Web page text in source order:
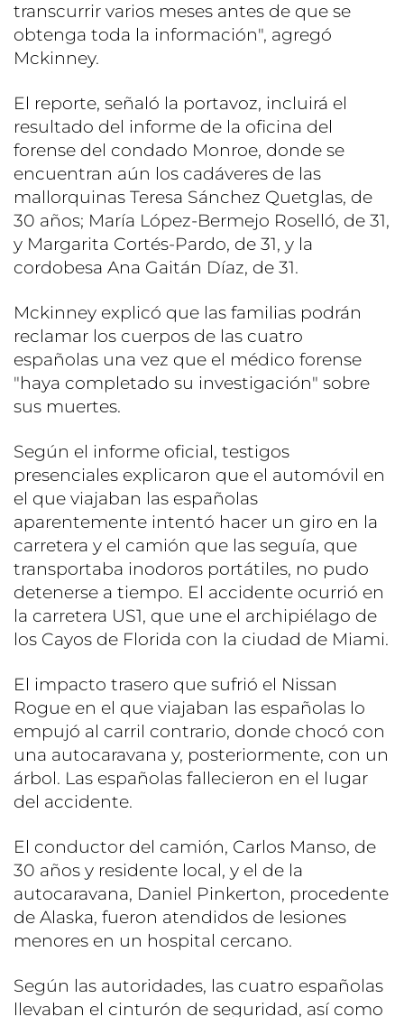
transcurrir varios meses antes de que se
obtenga toda la información", agregó
Mckinney.
El reporte, señaló la portavoz, incluirá el
resultado del informe de la oficina del
forense del condado Monroe, donde se
encuentran aún los cadáveres de las
mallorquinas Teresa Sánchez Quetglas, de
30 años; María López-Bermejo Roselló, de 31,
y Margarita Cortés-Pardo, de 31, y la
cordobesa Ana Gaitán Díaz, de 31.
Mckinney explicó que las familias podrán
reclamar los cuerpos de las cuatro
españolas una vez que el médico forense
"haya completado su investigación" sobre
sus muertes.
Según el informe oficial, testigos
presenciales explicaron que el automóvil en
el que viajaban las españolas
aparentemente intentó hacer un giro en la
carretera y el camión que las seguía, que
transportaba inodoros portátiles, no pudo
detenerse a tiempo. El accidente ocurrió en
la carretera US1, que une el archipiélago de
los Cayos de Florida con la ciudad de Miami.
El impacto trasero que sufrió el Nissan
Rogue en el que viajaban las españolas lo
empujó al carril contrario, donde chocó con
una autocaravana y, posteriormente, con un
árbol. Las españolas fallecieron en el lugar
del accidente.
El conductor del camión, Carlos Manso, de
30 años y residente local, y el de la
autocaravana, Daniel Pinkerton, procedente
de Alaska, fueron atendidos de lesiones
menores en un hospital cercano.
Según las autoridades, las cuatro españolas
llevaban el cinturón de seguridad, así como